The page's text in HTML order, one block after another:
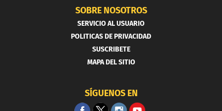
SOBRE NOSOTROS
SERVICIO AL USUARIO
POLITICAS DE PRIVACIDAD
SUSCRIBETE
MAPA DEL SITIO
SÍGUENOS EN